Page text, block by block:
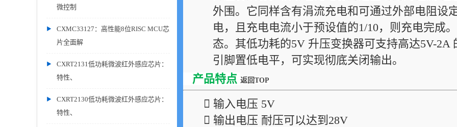
微控制
CXMC33127：高性能8位RISC MCU芯
片全面解
CXRT2131低功耗微波红外感应芯片：
特性、
CXRT2130低功耗微波红外感应芯片：
特性、
外围。它同样含有涓流充电和可通过外部电阻设
电，且充电电流小于预设值的1/10，则充电完成
态。其低功耗的5V 升压变换器可支持高达5V-2A
引脚置低电平，可实现彻底关闭输出。
产品特点 返回TOP
 输入电压 5V
 输出电压 耐压可以达到28V